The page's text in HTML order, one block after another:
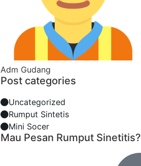
Adm Gudang
Post categories
Uncategorized
Rumput Sintetis
Mini Socer
Mau Pesan Rumput Sinetitis?